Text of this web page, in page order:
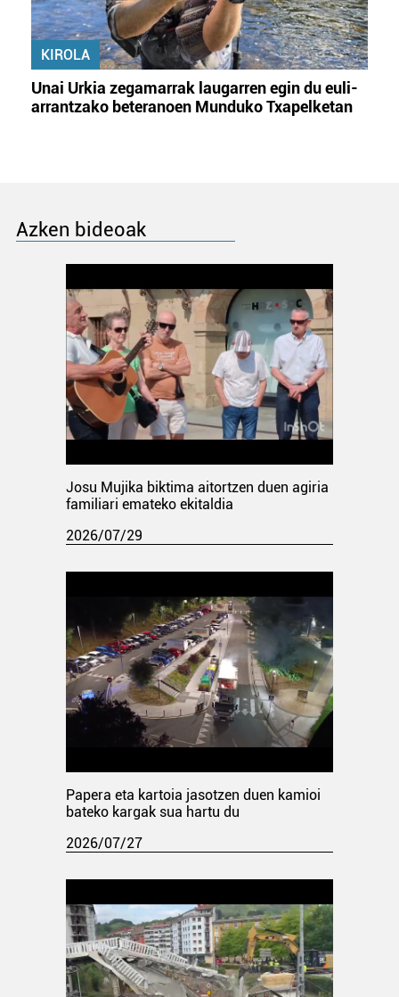
KIROLA
Unai Urkia zegamarrak laugarren egin du euli-
arrantzako beteranoen Munduko Txapelketan
Azken bideoak
Josu Mujika biktima aitortzen duen agiria
familiari emateko ekitaldia
2026/07/29
Papera eta kartoia jasotzen duen kamioi
bateko kargak sua hartu du
2026/07/27